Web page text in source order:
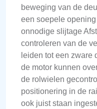
beweging van de
een soepele
onnodige slijtage
controleren van de
leiden tot een zware
de motor kunnen
de rolwielen
positionering in de
ook juist staan